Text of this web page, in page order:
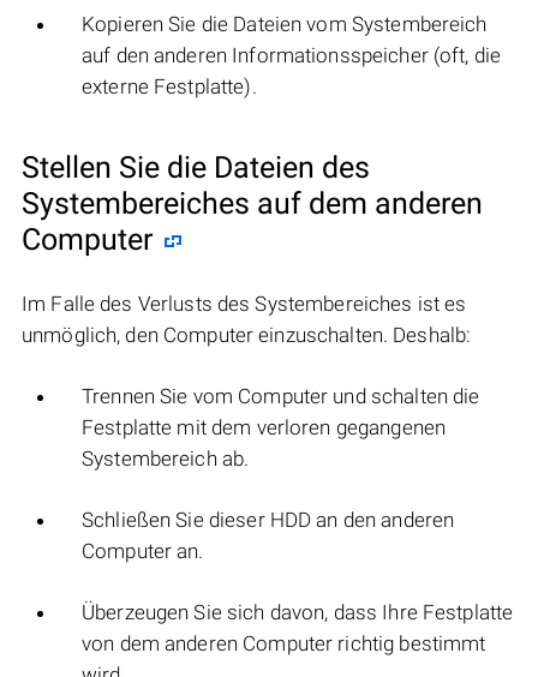
Kopieren Sie die Dateien vom Systembereich
auf den anderen Informationsspeicher (oft, die
externe Festplatte).
Stellen Sie die Dateien des
Systembereiches auf dem anderen
Computer
Im Falle des Verlusts des Systembereiches ist es
unmöglich, den Computer einzuschalten. Deshalb:
Trennen Sie vom Computer und schalten die
Festplatte mit dem verloren gegangenen
Systembereich ab.
Schließen Sie dieser HDD an den anderen
Computer an.
Überzeugen Sie sich davon, dass Ihre Festplatte
von dem anderen Computer richtig bestimmt